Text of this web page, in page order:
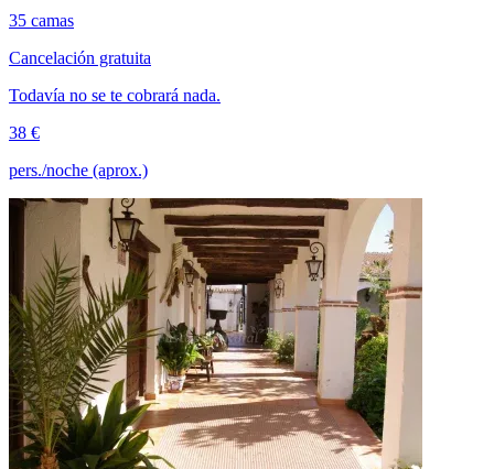
35 camas
Cancelación gratuita
Todavía no se te cobrará nada.
38 €
pers./noche (aprox.)